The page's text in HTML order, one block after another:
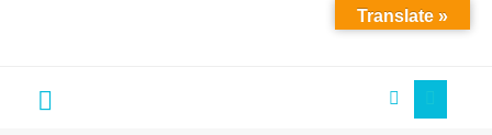
Translate »